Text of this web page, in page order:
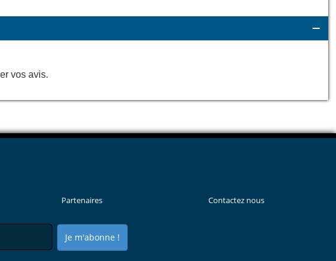
vos avis.
Partenaires Contactez nous
Je m'abonne !